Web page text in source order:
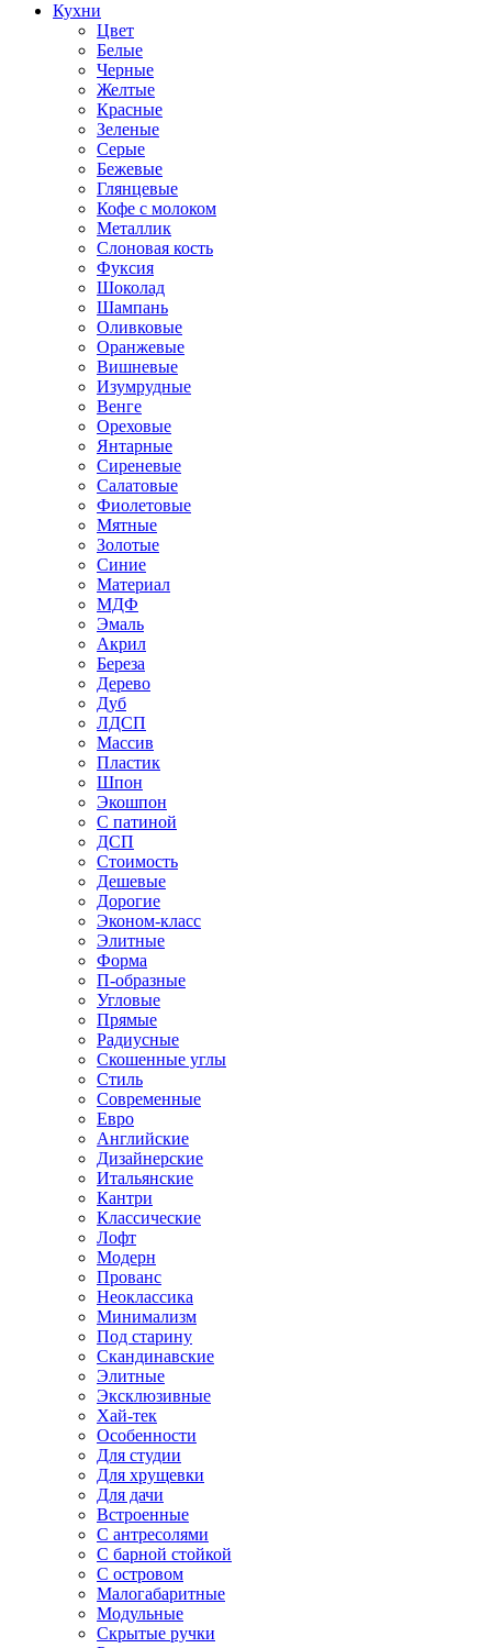
Кухни
Цвет
Белые
Черные
Желтые
Красные
Зеленые
Серые
Бежевые
Глянцевые
Кофе с молоком
Металлик
Слоновая кость
Фуксия
Шоколад
Шампань
Оливковые
Оранжевые
Вишневые
Изумрудные
Венге
Ореховые
Янтарные
Сиреневые
Салатовые
Фиолетовые
Мятные
Золотые
Синие
Материал
МДФ
Эмаль
Акрил
Береза
Дерево
Дуб
ЛДСП
Массив
Пластик
Шпон
Экошпон
С патиной
ДСП
Стоимость
Дешевые
Дорогие
Эконом-класс
Элитные
Форма
П-образные
Угловые
Прямые
Радиусные
Скошенные углы
Стиль
Современные
Евро
Английские
Дизайнерские
Итальянские
Кантри
Классические
Лофт
Модерн
Прованс
Неоклассика
Минимализм
Под старину
Скандинавские
Элитные
Эксклюзивные
Хай-тек
Особенности
Для студии
Для хрущевки
Для дачи
Встроенные
С антресолями
С барной стойкой
С островом
Малогабаритные
Модульные
Скрытые ручки